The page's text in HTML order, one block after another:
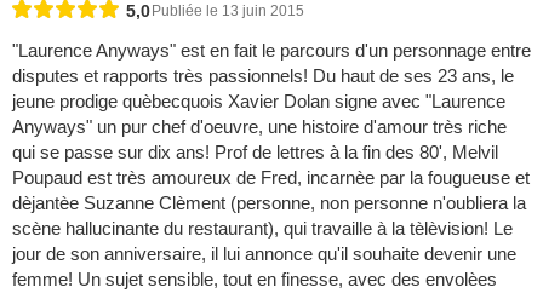
5,0 Publiée le 13 juin 2015
"Laurence Anyways" est en fait le parcours d'un personnage entre
disputes et rapports très passionnels! Du haut de ses 23 ans, le
jeune prodige quèbecquois Xavier Dolan signe avec "Laurence
Anyways" un pur chef d'oeuvre, une histoire d'amour très riche
qui se passe sur dix ans! Prof de lettres à la fin des 80', Melvil
Poupaud est très amoureux de Fred, incarnèe par la fougueuse et
dèjantèe Suzanne Clèment (personne, non personne n'oubliera la
scène hallucinante du restaurant), qui travaille à la tèlèvision! Le
jour de son anniversaire, il lui annonce qu'il souhaite devenir une
femme! Un sujet sensible, tout en finesse, avec des envolèes